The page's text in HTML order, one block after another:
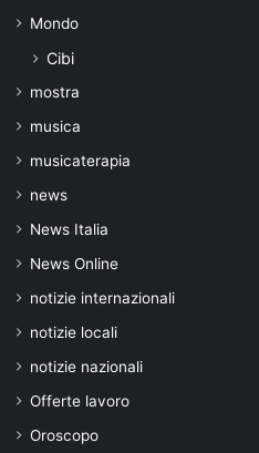
Mondo
Cibi
mostra
musica
musicaterapia
news
News Italia
News Online
notizie internazionali
notizie locali
notizie nazionali
Offerte lavoro
Oroscopo